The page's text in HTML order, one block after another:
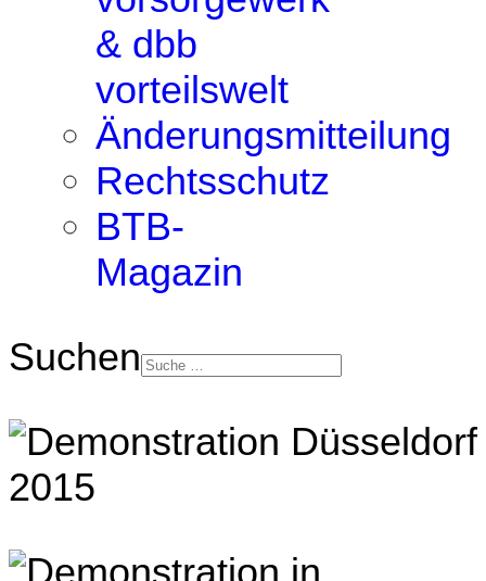
& dbb
vorteilswelt
Änderungsmitteilung
Rechtsschutz
BTB-
Magazin
Suchen